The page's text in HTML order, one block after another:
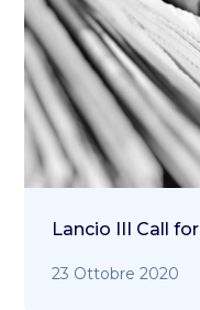
Lancio III Call
23 Ottobre 2020